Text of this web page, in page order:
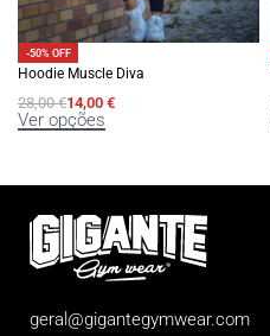
-50% OFF
Hoodie Muscle Diva
28,00€14,00 €
Ver opções
geral@gigantegymwear.com